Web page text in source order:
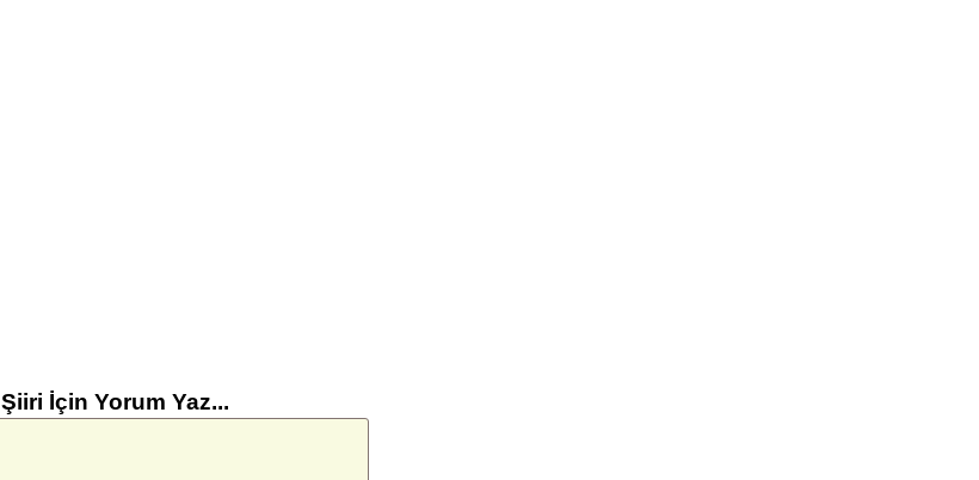
Şiiri İçin Yorum Yaz...